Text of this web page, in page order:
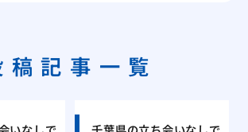
稿記事一覧